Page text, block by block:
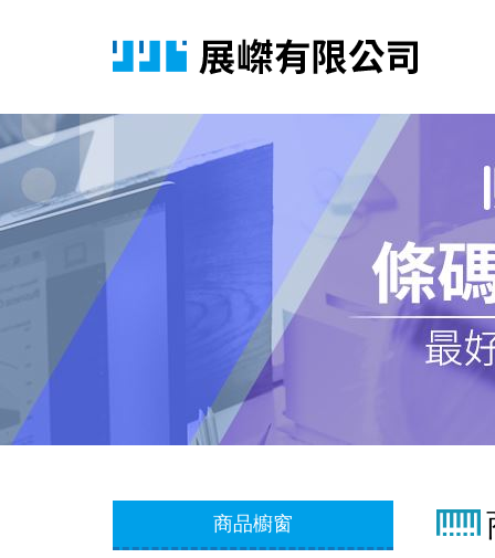
商品櫥窗